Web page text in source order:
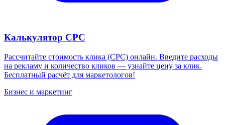
Калькулятор CPC
Рассчитайте стоимость клика (CPC) онлайн. Введите расходы
на рекламу и количество кликов — узнайте цену за клик.
Бесплатный расчёт для маркетологов!
Бизнес и маркетинг